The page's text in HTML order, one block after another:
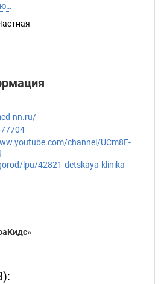
nn.ru/
channel/UCm8F-
lpu/42821-detskaya-klinika-